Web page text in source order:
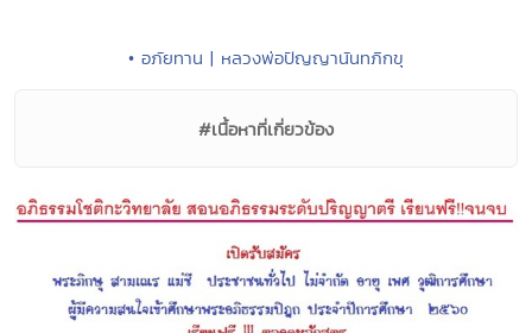
• อภัยทาน | หลวงพ่อปัญญานันทภิกขุ
#เนื้อหาที่เกี่ยวข้อง